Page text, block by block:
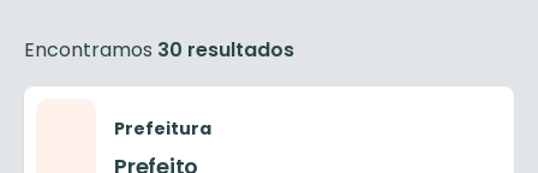
Encontramos 30 resultados
Prefeitura
Prefeito